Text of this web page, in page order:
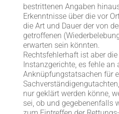
bestrittenen Angaben
Erkenntnisse über die vor
die Art und Dauer der von
getroffenen
erwarten sein könnten.
Rechtsfehlerhaft ist aber
Instanzgerichte, es fehle an
Anknüpfungstatsachen für
nur geklärt werden könne,
sei, ob und gegebenenfalls